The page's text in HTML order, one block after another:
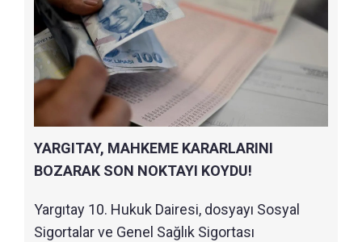
YARGITAY, MAHKEME KARARLARINI
BOZARAK SON NOKTAYI KOYDU!
Yargıtay 10. Hukuk Dairesi, dosyayı Sosyal
Sigortalar ve Genel Sağlık Sigortası